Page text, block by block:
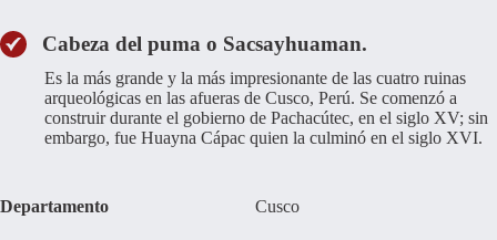
Cabeza del puma o Sacsayhuaman.
Es la más grande y la más impresionante de las cuatro ruinas
arqueológicas en las afueras de Cusco, Perú. Se comenzó a
construir durante el gobierno de Pachacútec, en el siglo XV; sin
embargo, fue Huayna Cápac quien la culminó en el siglo XVI.
Departamento Cusco